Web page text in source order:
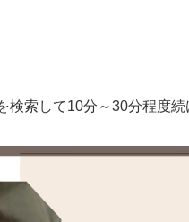
索して10分～30分程度続